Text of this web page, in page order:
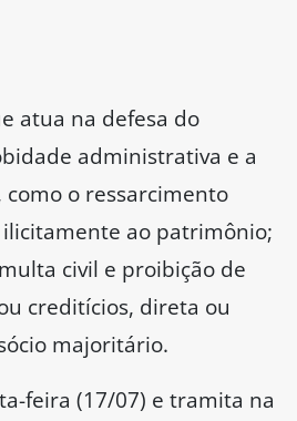
atua na defesa do
administrativa e a
como o ressarcimento
ao patrimônio;
civil e proibição de
creditícios, direta ou
majoritário.
feira (17/07) e tramita na